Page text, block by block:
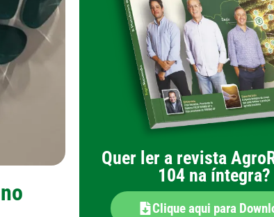
Quer ler a revista
104 na íntegra?
Clique aqui para